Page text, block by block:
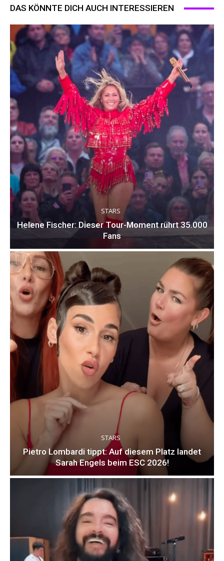
DAS KÖNNTE DICH AUCH INTERESSIEREN
STARS
Helene Fischer: Dieser Tour-Moment rührt 35.000
Fans
STARS
Pietro Lombardi tippt: Auf diesem Platz landet
Sarah Engels beim ESC 2026!